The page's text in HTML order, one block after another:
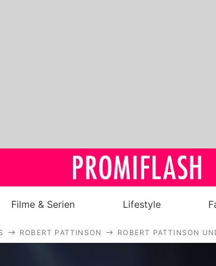
Royals
Filme & Serien Lifestyle
ROBERT PATTINSON ROBERT PATTINSON